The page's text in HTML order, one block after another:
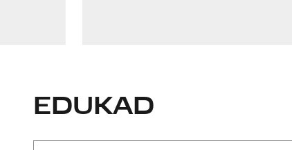
EDUKAD